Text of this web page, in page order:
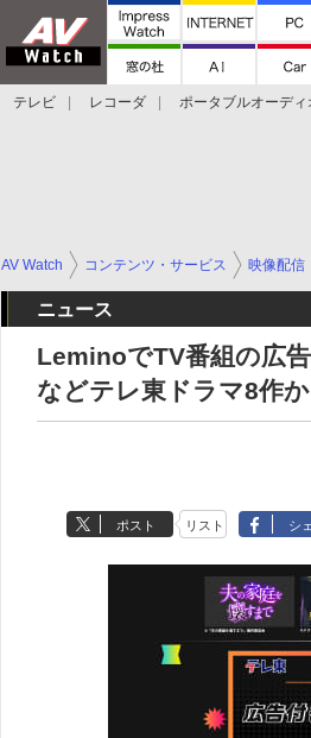
テレビ レコーダ
ポータブルオーディ
AV Watch コンテンツ・サービス 映像配信
ニュース
LeminoでTV番組の広
などテレ東ドラマ8作
ポスト リスト シ